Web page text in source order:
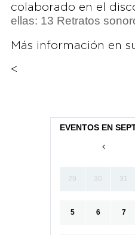
colaborado en el
ellas: 13 Retratos
Más información en
<
EVENTOS EN
29 30 31
5 6 7